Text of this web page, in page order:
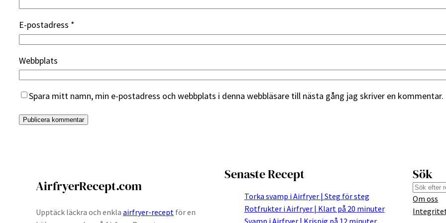
E-postadress *
Webbplats
Spara mitt namn, min e-postadress och webbplats i denna webbläsare till nästa gång jag skriver en kommentar.
AirfryerRecept.com
Upptäck läckra och enkla airfryer-recept för en
Senaste Recept
Torka svamp i Airfryer | Steg för steg
Rotfrukter i Airfryer | Klart på 20 minuter
Sök
S
e
a
Om oss